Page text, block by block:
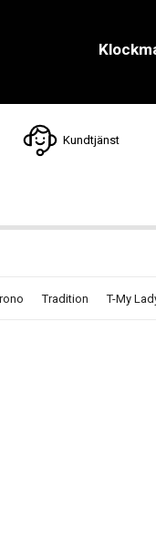
Kundtjänst
Tradition T-My